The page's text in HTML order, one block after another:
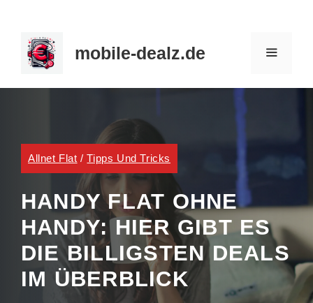
Inhalt
springen
mobile-dealz.de
Allnet Flat /Tipps Und Tricks
HANDY FLAT OHNE
HANDY: HIER GIBT ES
DIE BILLIGSTEN DEALS
IM ÜBERBLICK